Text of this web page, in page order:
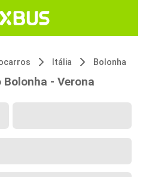
Itália Bolonha
- Verona